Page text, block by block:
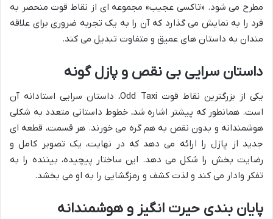
مطرح می شود. «تاکسی عجیب» مجموعه ای از نقاط قوت منحصر به
فرد را به نمایش می گذارد که آن را به یک تجربه ضروری برای علاقه
مندان به داستان های عمیق و متفاوت تبدیل می کند.
داستان سرایی بی نقص و پازل گونه
یکی از بزرگترین نقاط قوت Odd Taxi، داستان سرایی استادانه آن
است. همانطور که پیشتر اشاره شد، خطوط داستانی متعدد به شکلی
هوشمندانه و بدون نقص به هم گره می خورند. هر قسمت، قطعه ای
جدید از پازل را ارائه می دهد که در نهایت، یک تصویر کامل و
رضایت بخش را شکل می دهد. این ساختار پیچیده، بیننده را به
تفکر وادار می کند و لذت کشف و رمزگشایی را به او می بخشد.
پایان بندی حیرت انگیز و هوشمندانه